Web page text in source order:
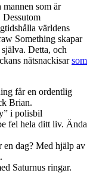
som är
Dessutom
världens
Something skapar
Detta, och
nätsnackisarsom
får en ordentlig
Brian.
i polisbil
fel hela ditt liv. Ända
dag? Med hjälp av
Saturnus ringar.